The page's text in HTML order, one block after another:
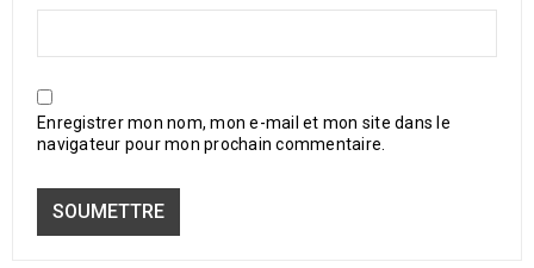
Enregistrer mon nom, mon e-mail et mon site dans le
navigateur pour mon prochain commentaire.